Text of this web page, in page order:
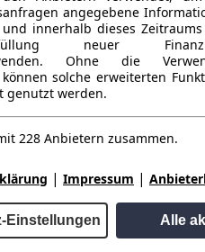
angegebene
innerhalb dieses
neuer
Ohne die
können solche erweiterten
genutzt werden.
228 Anbietern zusammen.
| Impressum |
Einstellungen Alle